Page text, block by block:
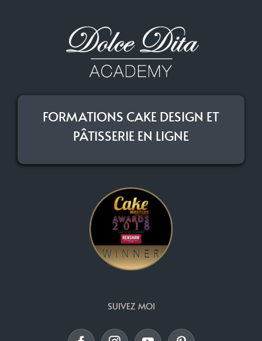
FORMATIONS CAKE DESIGN ET
PÂTISSERIE EN LIGNE
SUIVEZ MOI